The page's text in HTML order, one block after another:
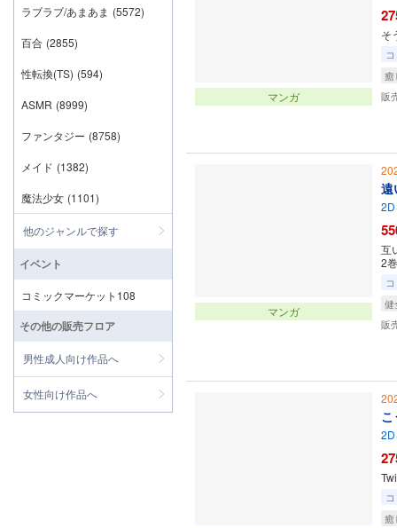
マンガ
そ
癒
販
マンガ
遠
互
2
健
販
癒
ラブラブ/あまあま (5572)
百合 (2855)
性転換(TS) (594)
ASMR (8999)
ファンタジー (8758)
メイド (1382)
魔法少女 (1101)
他のジャンルで探す
イベント
コミックマーケット108
その他の販売フロア
男性成人向け作品へ
女性向け作品へ